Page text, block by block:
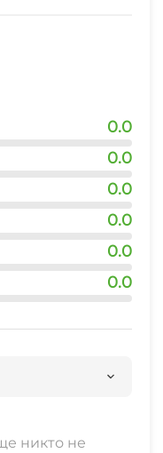
0.0
0.0
0.0
0.0
0.0
0.0
никто не